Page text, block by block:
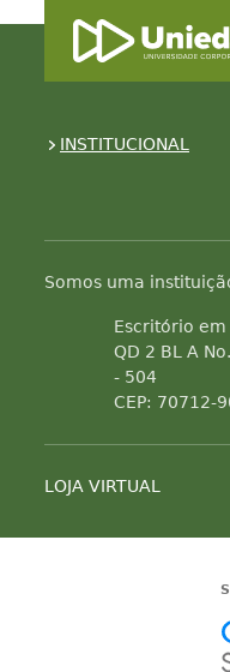
INSTITUCIONAL
Somos uma
Escritório em
QD 2 BL A
- 504
CEP: 70712-
LOJA VIRTUAL